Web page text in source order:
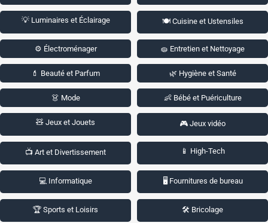
💡 Luminaires et Éclairage 🍽️ Cuisine et Ustensiles
⚙️ Électroménager 🧽 Entretien et Nettoyage
💄 Beauté et Parfum 🌿 Hygiène et Santé
👗 Mode 👶 Bébé et Puériculture
🧸 Jeux et Jouets 🎮 Jeux vidéo
📺 Art et Divertissement 📱 High-Tech
💻 Informatique 🖥️ Fournitures de bureau
🏆 Sports et Loisirs 🛠️ Bricolage